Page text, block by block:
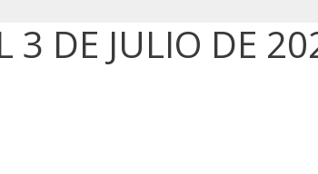
3 DE JULIO DE